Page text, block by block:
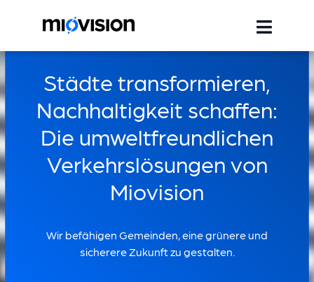
Städte transformieren,
Nachhaltigkeit schaffen:
Die umweltfreundlichen
Verkehrslösungen von
Miovision
Wir befähigen Gemeinden, eine grünere und
sicherere Zukunft zu gestalten.